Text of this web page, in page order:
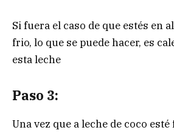
Si fuera el caso de que estés en
frio, lo que se puede hacer, es
esta leche
Paso 3:
Una vez que a leche de coco